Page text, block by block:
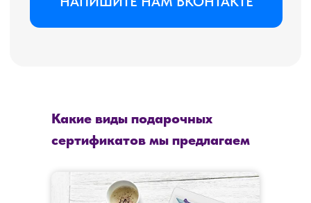
Какие виды подарочных
сертификатов мы предлагаем